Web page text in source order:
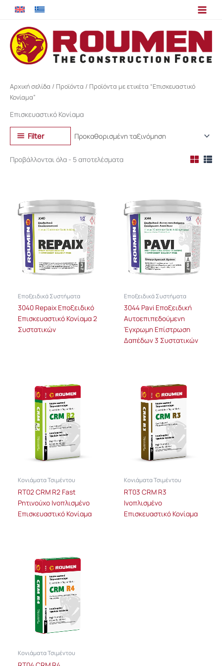
Μετάβαση
περιεχόμενο
Αρχική σελίδα / Προϊόντα / Προϊόντα με ετικέτα “Επισκευαστικό
Κονίαμα”
Επισκευαστικό Κονίαμα
Filter
Προβάλλονται όλα - 5 αποτελέσματα
Εποξειδικά Συστήματα
3040 Repaix Εποξειδικό
Επισκευαστικό Κονίαμα 2
Συστατικών
Εποξειδικά Συστήματα
3044 Pavi Εποξειδική
Αυτοεπιπεδούμενη
Έγχρωμη Επίστρωση
Δαπέδων 3 Συστατικών
Κονιάματα Τσιμέντου
RT02 CRM R2 Fast
Ρητινούχο Ινοπλισμένο
Επισκευαστικό Κονίαμα
Κονιάματα Τσιμέντου
RT03 CRM R3
Ινοπλισμένο
Επισκευαστικό Κονίαμα
Κονιάματα Τσιμέντου